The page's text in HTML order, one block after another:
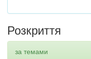
Розкриття
за темами